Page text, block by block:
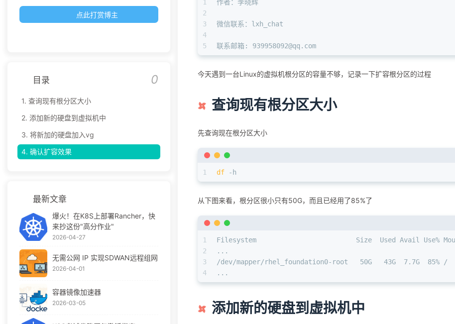
1
2
3
4
5
作者：李晓辉
微信联系：lxh_chat
联系邮箱: 939958092@qq.com
今天遇到一台Linux的虚拟机根分区的容量不够，记录一下扩容根分区的过程
查询现有根分区大小
先查询现在根分区大小
1 df -h
从下图来看，根分区很小只有50G，而且已经用了85%了
1
2
3
4
Filesystem                         Size  Used Avail Use%
...
/dev/mapper/rhel_foundation0-root   50G   43G  7.7G  85% /
...
添加新的硬盘到虚拟机中
点此打赏博主
目录 0
1. 查询现有根分区大小
2. 添加新的硬盘到虚拟机中
3. 将新加的硬盘加入vg
4. 确认扩容效果
最新文章
爆火！在K8S上部署Rancher，快
来抄这份"高分作业"
2026-04-27
无需公网 IP 实现SDWAN远程组网
2026-04-01
容器镜像加速器
2026-03-05